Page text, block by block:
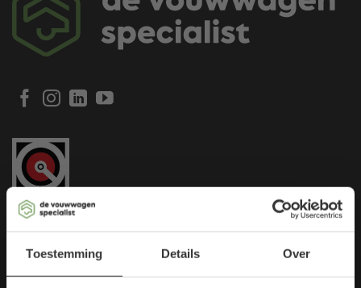
Toestemming Details Over
Contact